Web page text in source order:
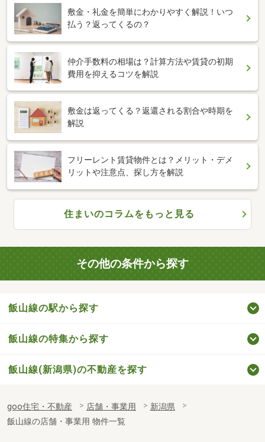
敷金・礼金を簡単にわかりやすく解説！いつ
払う？返ってくるの？
仲介手数料の相場は？計算方法や賃貸の初期
費用を抑えるコツを解説
敷金は返ってくる？返還される割合や時期を
解説
フリーレント賃貸物件とは？メリット・デメ
リットや注意点、探し方を解説
住まいのコラムをもっと見る
その他の条件から探す
飯山線の駅から探す
飯山線の特集から探す
飯山線(新潟県)の不動産を探す
goo住宅・不動産 店舗・事業用
新潟県
飯山線の店舗・事業用 物件一覧